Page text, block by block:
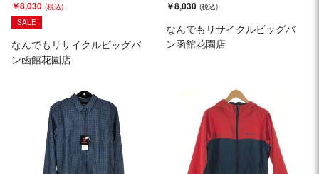
￥8,030
SALE
なんでもリサイクルビッグバ
ン函館花園店
￥8,030
なんでもリサイクルビッグバ
ン函館花園店